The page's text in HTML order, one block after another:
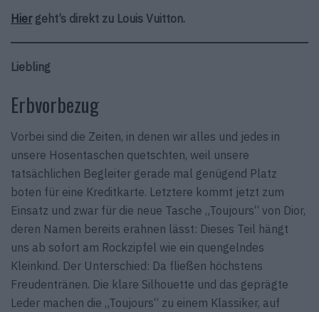
Hiergeht’s direkt zu Louis Vuitton.
Liebling
Erbvorbezug
Vorbei sind die Zeiten, in denen wir alles und jedes in
unsere Hosentaschen quetschten, weil unsere
tatsächlichen Begleiter gerade mal genügend Platz
boten für eine Kreditkarte. Letztere kommt jetzt zum
Einsatz und zwar für die neue Tasche „Toujours“ von Dior,
deren Namen bereits erahnen lässt: Dieses Teil hängt
uns ab sofort am Rockzipfel wie ein quengelndes
Kleinkind. Der Unterschied: Da fließen höchstens
Freudentränen. Die klare Silhouette und das geprägte
Leder machen die „Toujours“ zu einem Klassiker, auf